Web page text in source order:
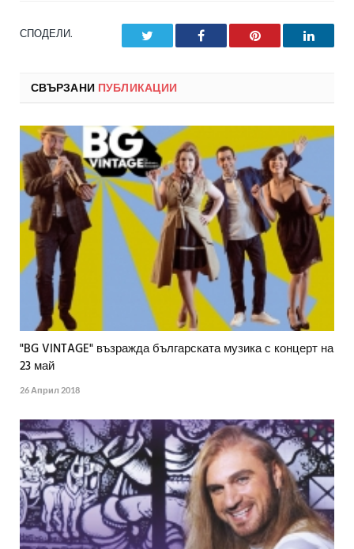
СПОДЕЛИ. Facebook Pinterest
СВЪРЗАНИ ПУБЛИКАЦИИ
"BG VINTAGE" възражда българската музика с концерт на
23 май
26 Април 2018